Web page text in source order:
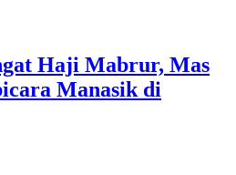
Haji Mabrur, Mas
Manasik di